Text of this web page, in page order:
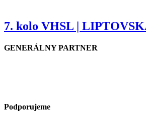
7. kolo VHSL |
GENERÁLNY PARTNER
Podporujeme